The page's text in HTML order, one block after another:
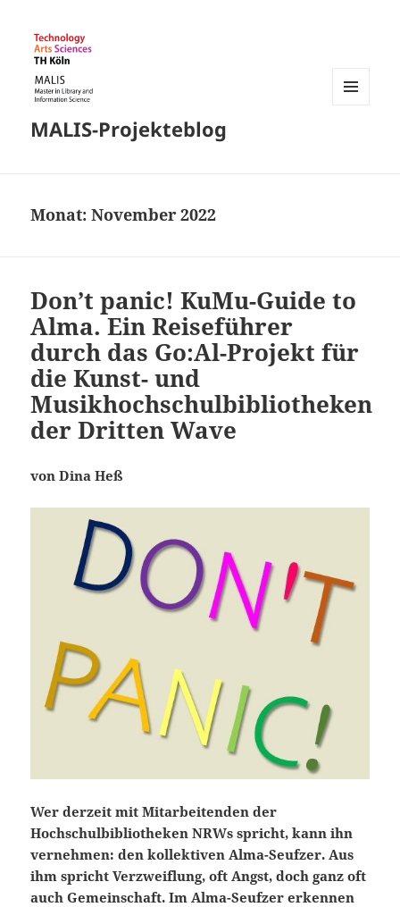
MALIS-Projekteblog
Monat:November 2022
Don’t panic! KuMu-Guide to
Alma. Ein Reiseführer
durch das Go:Al-Projekt für
die Kunst- und
Musikhochschulbibliotheken
der Dritten Wave
von Dina Heß
Wer derzeit mit Mitarbeitenden der
Hochschulbibliotheken NRWs spricht, kann ihn
vernehmen: den kollektiven Alma-Seufzer. Aus
ihm spricht Verzweiflung, oft Angst, doch ganz oft
auch Gemeinschaft. Im Alma-Seufzer erkennen